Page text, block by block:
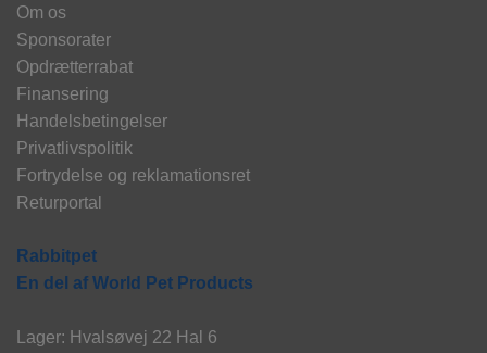
Om os
Sponsorater
Opdrætterrabat
Finansering
Handelsbetingelser
Privatlivspolitik
Fortrydelse og reklamationsret
Returportal
Rabbitpet
En del af World Pet Products
Lager: Hvalsøvej 22 Hal 6